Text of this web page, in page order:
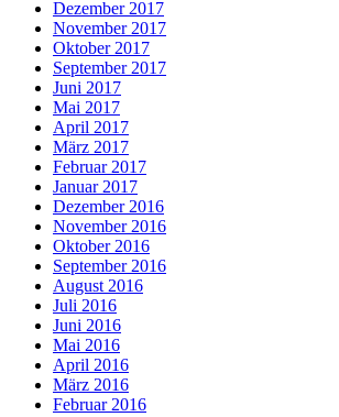
Dezember 2017
November 2017
Oktober 2017
September 2017
Juni 2017
Mai 2017
April 2017
März 2017
Februar 2017
Januar 2017
Dezember 2016
November 2016
Oktober 2016
September 2016
August 2016
Juli 2016
Juni 2016
Mai 2016
April 2016
März 2016
Februar 2016